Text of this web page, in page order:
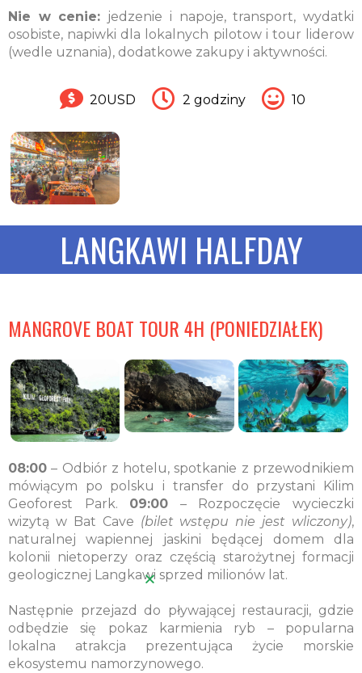
Nie w cenie: jedzenie i napoje, transport, wydatki
osobiste, napiwki dla lokalnych pilotow i tour liderow
(wedle uznania), dodatkowe zakupy i aktywności.
20USD 2 godziny 10
LANGKAWI HALFDAY
MANGROVE BOAT TOUR 4H (PONIEDZIAŁEK)
08:00 – Odbiór z hotelu, spotkanie z przewodnikiem
mówiącym po polsku i transfer do przystani Kilim
Geoforest Park. 09:00 – Rozpoczęcie wycieczki
wizytą w Bat Cave (bilet wstępu nie jest wliczony),
naturalnej wapiennej jaskini będącej domem dla
kolonii nietoperzy oraz częścią starożytnej formacji
geologicznej Langkawi sprzed milionów lat.
Następnie przejazd do pływającej restauracji, gdzie
odbędzie się pokaz karmienia ryb – popularna
lokalna atrakcja prezentująca życie morskie
ekosystemu namorzynowego.